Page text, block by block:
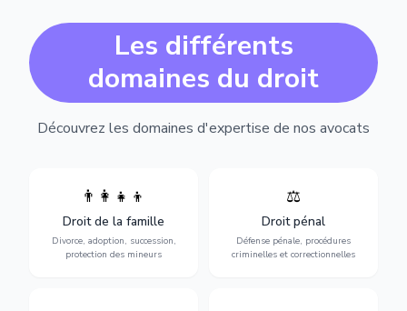
Les différents
domaines du droit
Découvrez les domaines d'expertise de nos avocats
👨‍👩‍👧‍👦
Droit de la famille
Divorce, adoption, succession,
protection des mineurs
Divorce, garde d'enfants,
adoption, succession et
protection des personnes
vulnérables.
⚖️
Droit pénal
Défense pénale, procédures
criminelles et correctionnelles
Expertise en matière pénale,
vue jusqu'au procès, pour
toute affaire correctionnelle
ou criminelle.